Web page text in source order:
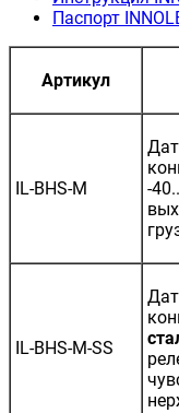
Паспорт
Артикул
IL-BHS-M
-
IL-BHS-M-SS